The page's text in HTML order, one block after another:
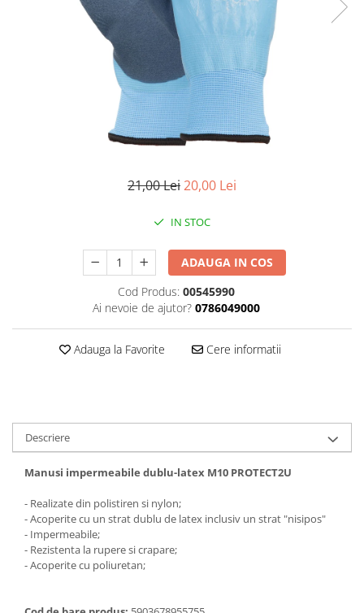
Foarfeci de mana
Galeti de lucru si accesorii
Imbusi si seturi de imbusi
Patenti, clesti si sfici
Pistoale de spuma si silicon
Razuri si razuitoare de mana
Trafaleti speciali
Truse de tubulare si chei
Tubulare 1/2 si accesorii
21,00 Lei20,00 Lei
IN STOC
ADAUGA IN COS
Cod Produs: 00545990
Ai nevoie de ajutor? 0786049000
Adauga la Favorite Cere informatii
Descriere
Manusi impermeabile dublu-latex M10 PROTECT2U
- Realizate din polistiren si nylon;
- Acoperite cu un strat dublu de latex inclusiv un strat "nisipos"
- Impermeabile;
- Rezistenta la rupere si crapare;
- Acoperite cu poliuretan;